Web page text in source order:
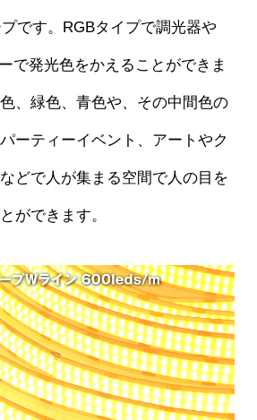
です。RGBタイプで調光器や
で発光色をかえることができま
、緑色、青色や、その中間色の
ーティーイベント、アートやク
どで人が集まる空間で人の目を
ができます。